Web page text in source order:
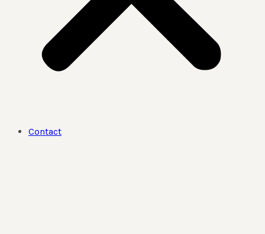
Contact